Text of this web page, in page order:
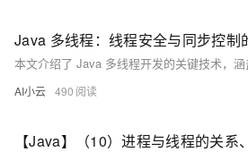
Java 多线程：线程安全与同步控制
AI小云 490